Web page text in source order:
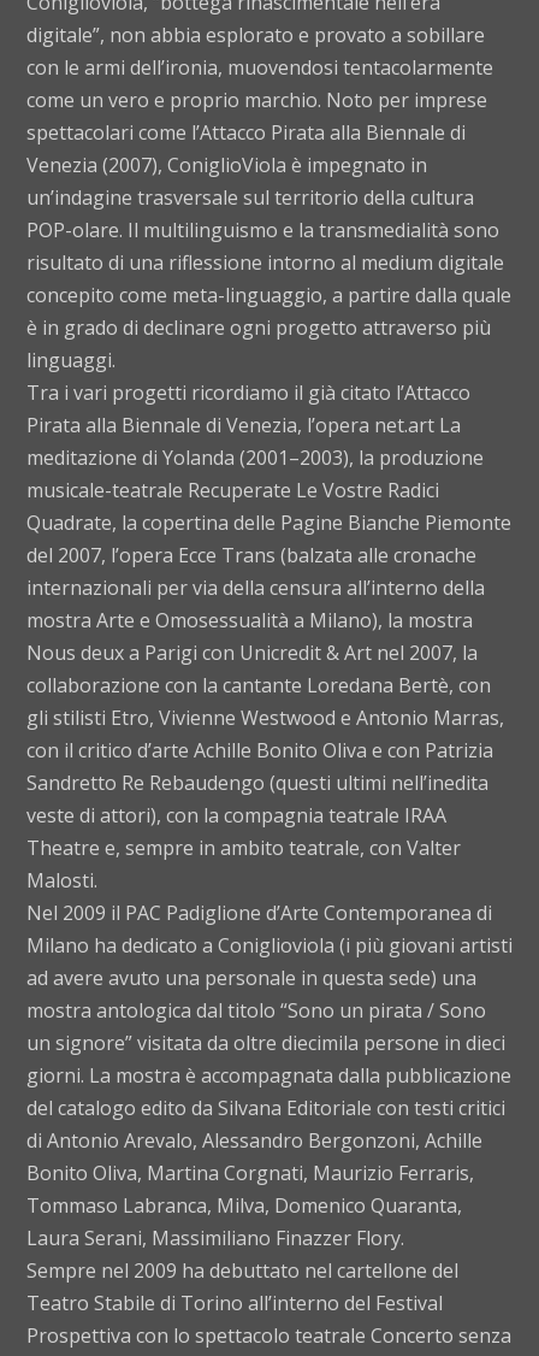
digitale”, non abbia esplorato e provato a sobillare
con le armi dell’ironia, muovendosi tentacolarmente
come un vero e proprio marchio. Noto per imprese
spettacolari come l’Attacco Pirata alla Biennale di
Venezia (2007), ConiglioViola è impegnato in
un’indagine trasversale sul territorio della cultura
POP-olare. Il multilinguismo e la transmedialità sono
risultato di una riflessione intorno al medium digitale
concepito come meta-linguaggio, a partire dalla quale
è in grado di declinare ogni progetto attraverso più
linguaggi.
Tra i vari progetti ricordiamo il già citato l’Attacco
Pirata alla Biennale di Venezia, l’opera net.art La
meditazione di Yolanda (2001–2003), la produzione
musicale-teatrale Recuperate Le Vostre Radici
Quadrate, la copertina delle Pagine Bianche Piemonte
del 2007, l’opera Ecce Trans (balzata alle cronache
internazionali per via della censura all’interno della
mostra Arte e Omosessualità a Milano), la mostra
Nous deux a Parigi con Unicredit & Art nel 2007, la
collaborazione con la cantante Loredana Bertè, con
gli stilisti Etro, Vivienne Westwood e Antonio Marras,
con il critico d’arte Achille Bonito Oliva e con Patrizia
Sandretto Re Rebaudengo (questi ultimi nell’inedita
veste di attori), con la compagnia teatrale IRAA
Theatre e, sempre in ambito teatrale, con Valter
Malosti.
Nel 2009 il PAC Padiglione d’Arte Contemporanea di
Milano ha dedicato a Coniglioviola (i più giovani artisti
ad avere avuto una personale in questa sede) una
mostra antologica dal titolo “Sono un pirata / Sono
un signore” visitata da oltre diecimila persone in dieci
giorni. La mostra è accompagnata dalla pubblicazione
del catalogo edito da Silvana Editoriale con testi critici
di Antonio Arevalo, Alessandro Bergonzoni, Achille
Bonito Oliva, Martina Corgnati, Maurizio Ferraris,
Tommaso Labranca, Milva, Domenico Quaranta,
Laura Serani, Massimiliano Finazzer Flory.
Sempre nel 2009 ha debuttato nel cartellone del
Teatro Stabile di Torino all’interno del Festival
Prospettiva con lo spettacolo teatrale Concerto senza